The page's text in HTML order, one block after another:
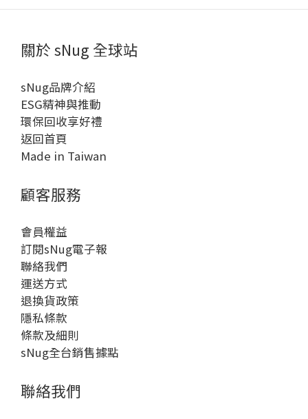
關於 sNug 全球站
sNug品牌介紹
ESG精神與推動
環保回收享好禮
返回首頁
Made in Taiwan
顧客服務
會員權益
訂閱sNug電子報
聯絡我們
運送方式
退換貨政策
隱私條款
條款及細則
sNug全台銷售據點
聯絡我們